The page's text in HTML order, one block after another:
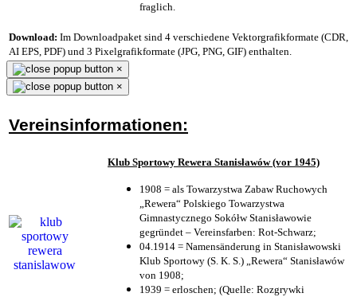
fraglich.
Download: Im Downloadpaket sind 4 verschiedene Vektorgrafikformate (CDR,
AI EPS, PDF) und 3 Pixelgrafikformate (JPG, PNG, GIF) enthalten.
×
×
Vereinsinformationen:
Klub Sportowy Rewera Stanisławów (vor 1945)
1908 = als Towarzystwa Zabaw Ruchowych
„Rewera“ Polskiego Towarzystwa
Gimnastycznego Sokółw Stanisławowie
gegründet – Vereinsfarben: Rot-Schwarz;
04.1914 = Namensänderung in Stanisławowski
Klub Sportowy (S. K. S.) „Rewera“ Stanisławów
von 1908;
1939 = erloschen; (Quelle: Rozgrywki